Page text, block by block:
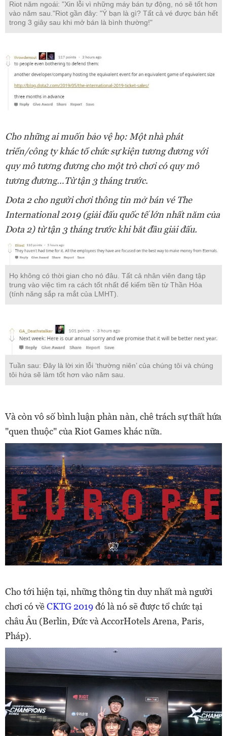
Riot năm ngoái: "Xin lỗi vì những máy bán tự động, nó sẽ tốt hơn
vào năm sau."Riot gần đây: "Ý bạn là gì? Tất cả vé được bán hết
trong 3 giây sau khi mở bán là bình thường!"
Cho những ai muốn bảo vệ họ: Một nhà phát
triển/công ty khác tổ chức sự kiện tương đương với
quy mô tương đương cho một trò chơi có quy mô
tương đương…Từ tận 3 tháng trước.
Dota 2 cho người chơi thông tin mở bán vé The
International 2019 (giải đấu quốc tế lớn nhất năm của
Dota 2) từ tận 3 tháng trước khi bắt đầu giải đấu.
Họ không có thời gian cho nó đâu. Tất cả nhân viên đang tập
trung vào việc tìm ra cách tốt nhất để kiếm tiền từ Thần Hỏa
(tính năng sắp ra mắt của LMHT).
Tuần sau: Đây là lời xin lỗi ‘thường niên’ của chúng tôi và chúng
tôi hứa sẽ làm tốt hơn vào năm sau.
Và còn vô số bình luận phàn nàn, chê trách sự thất hứa
"quen thuộc" của Riot Games khác nữa.
Cho tới hiện tại, những thông tin duy nhất mà người
chơi có vềCKTG 2019đó là nó sẽ được tổ chức tại
châu Âu (Berlin, Đức và AccorHotels Arena, Paris,
Pháp).